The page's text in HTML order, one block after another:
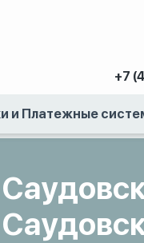
+7
и Платежные
в банке Саудовской